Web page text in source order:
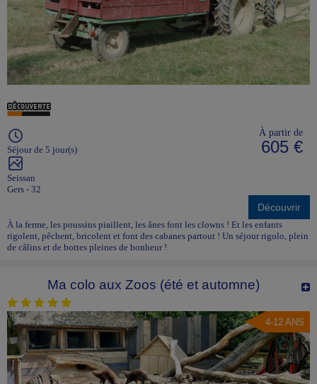
Séjour de 5 jour(s)
Seissan
Gers - 32
À partir de
605 €
Découvrir
À la ferme, les poussins piaillent, les ânes font les clowns ! Et les enfants
rigolent, pêchent, bricolent et font des cabanes partout ! Un séjour rigolo, plein
de câlins et de bottes pleines de bonheur !
Ma colo aux Zoos (été et automne)
4-12 ANS